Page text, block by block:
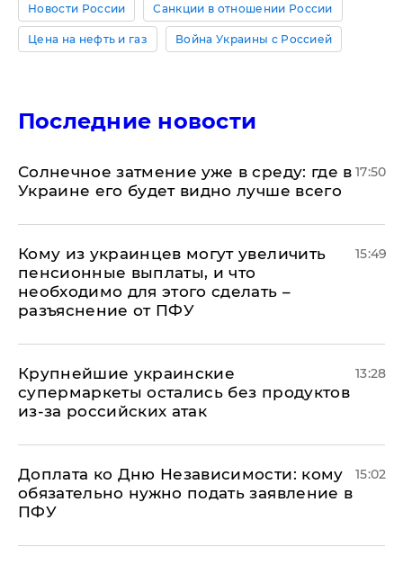
Новости России Санкции в отношении России
Цена на нефть и газ Война Украины с Россией
Последние новости
​Солнечное затмение уже в среду: где в
Украине его будет видно лучше всего
17:50
Кому из украинцев могут увеличить
пенсионные выплаты, и что
необходимо для этого сделать –
разъяснение от ПФУ
15:49
Крупнейшие украинские
супермаркеты остались без продуктов
из-за российских атак
13:28
Доплата ко Дню Независимости: кому
обязательно нужно подать заявление в
ПФУ
15:02